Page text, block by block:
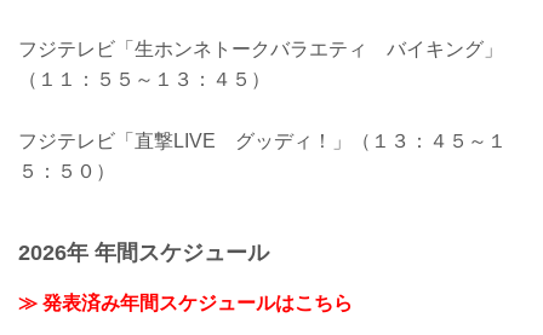
フジテレビ「生ホンネトークバラエティ バイキング」
（１１：５５～１３：４５）
フジテレビ「直撃LIVE グッディ！」（１３：４５～１
５：５０）
2026年 年間スケジュール
≫ 発表済み年間スケジュールはこちら